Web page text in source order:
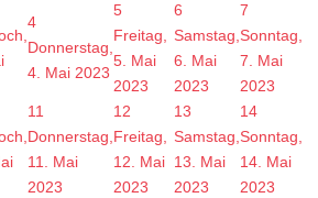
4
Donnerstag,
4. Mai 2023
5
Freitag,
5. Mai
2023
6
Samstag,
6. Mai
2023
7
Sonntag,
7. Mai
2023
11
Donnerstag,
11. Mai
2023
12
Freitag,
12. Mai
2023
13
Samstag,
13. Mai
2023
14
Sonntag,
14. Mai
2023